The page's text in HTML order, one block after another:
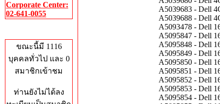
Corporate Center:
02-641-0055
ขณะนี้มี 1116
บุคคลทั่วไป และ 0
สมาชิกเข้าชม
ท่านยังไม่ได้ลง
A5039683 - Dell
A5039688 - Dell
A5093478 - Dell
A5095847 - Dell
A5095848 - Dell
A5095849 - Dell
A5095850 - Dell
A5095851 - Dell
A5095852 - Dell
A5095853 - Dell
A5095854 - Dell